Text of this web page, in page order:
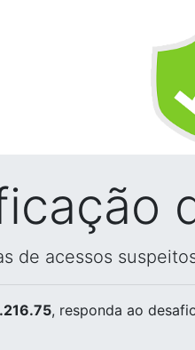
de acessos
, responda ao